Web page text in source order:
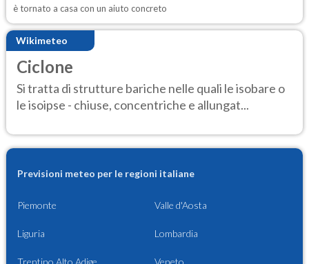
è tornato a casa con un aiuto concreto
Wikimeteo
Ciclone
Si tratta di strutture bariche nelle quali le isobare o
le isoipse - chiuse, concentriche e allungat...
Previsioni meteo per le regioni italiane
Piemonte Valle d'Aosta
Liguria Lombardia